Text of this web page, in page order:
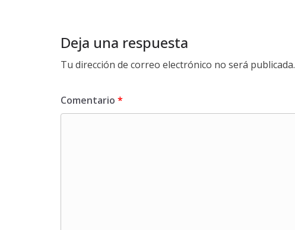
Deja una respuesta
Tu dirección de correo electrónico no será publicada.
Comentario *